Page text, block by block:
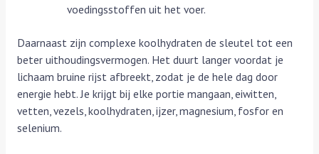
voedingsstoffen uit het voer.
Daarnaast zijn complexe koolhydraten de sleutel tot een
beter uithoudingsvermogen. Het duurt langer voordat je
lichaam bruine rijst afbreekt, zodat je de hele dag door
energie hebt. Je krijgt bij elke portie mangaan, eiwitten,
vetten, vezels, koolhydraten, ijzer, magnesium, fosfor en
selenium.